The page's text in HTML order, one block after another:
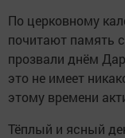
По церковному
почитают память
прозвали днём
это не имеет
этому времени
Тёплый и ясный